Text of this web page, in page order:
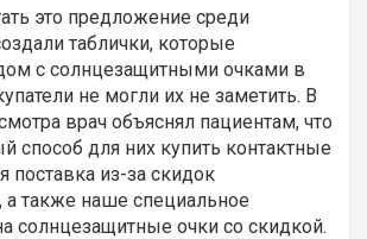
это предложение среди
таблички, которые
с солнцезащитными очками в
не могли их не заметить. В
врач объяснял пациентам, что
для них купить контактные
поставка из-за скидок
а также наше специальное
солнцезащитные очки со скидкой.